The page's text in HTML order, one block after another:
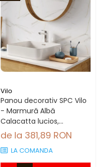
Vilo
Panou decorativ SPC Vilo
- Marmură Albă
Calacatta lucios,
1200×600×4 mm, 2.88
mp/cutie (4 panouri)
de la 381,89 RON
LA COMANDA